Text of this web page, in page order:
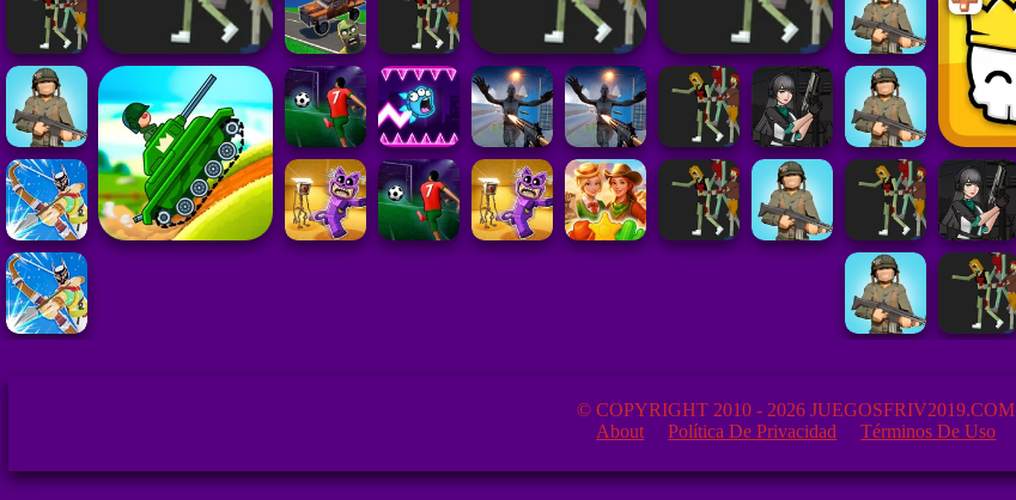
© COPYRIGHT 2010 - 2026 JUEGOSFRIV2019.COM
About
Política De Privacidad Términos De Uso